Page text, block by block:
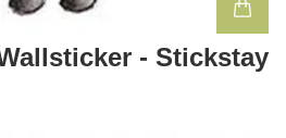
- Stickstay